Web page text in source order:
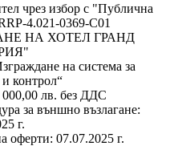
чрез избор с "Публична
4.021-0369-C01
НА ХОТЕЛ ГРАНД
на система за
контрол“
000,00 лв. без ДДС
за външно възлагане:
г.
оферти: 07.07.2025 г.